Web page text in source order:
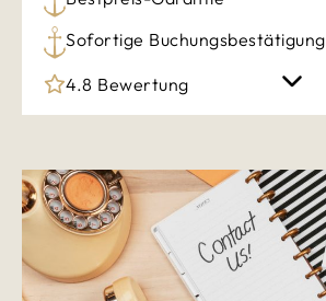
Sofortige Buchungsbestätigung
4.8 Bewertung